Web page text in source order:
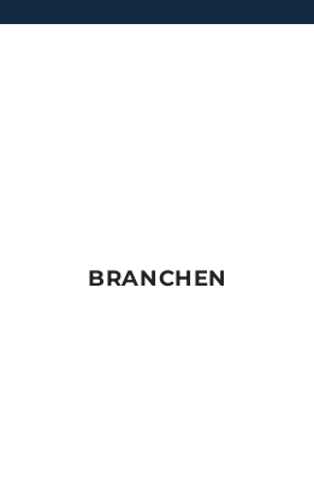
BRANCHEN